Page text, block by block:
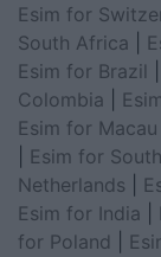
Esim for
South Africa
Esim for Brazil
Colombia
Esim for Macau
Esim for
Netherlands
Esim for India
for Poland